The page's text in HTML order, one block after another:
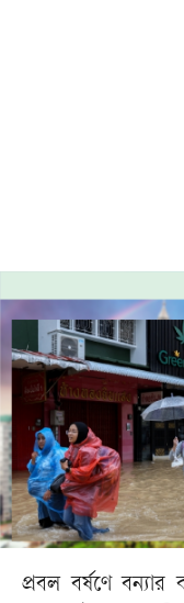
প্রবল বর্ষণে